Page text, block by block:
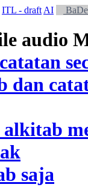
ITL - draft AI